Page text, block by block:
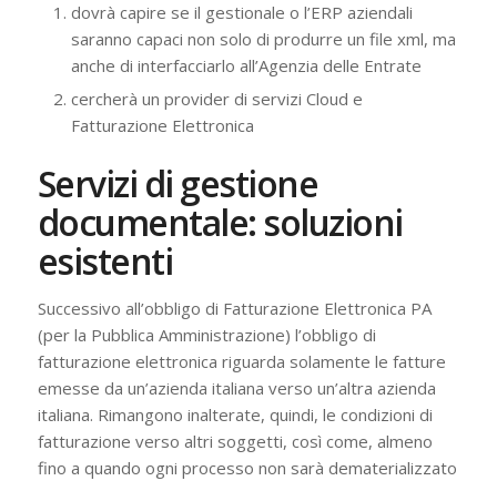
dovrà capire se il gestionale o l’ERP aziendali
saranno capaci non solo di produrre un file xml, ma
anche di interfacciarlo all’Agenzia delle Entrate
cercherà un provider di servizi Cloud e
Fatturazione Elettronica
Servizi di gestione
documentale: soluzioni
esistenti
Successivo all’obbligo di Fatturazione Elettronica PA
(per la Pubblica Amministrazione) l’obbligo di
fatturazione elettronica riguarda solamente le fatture
emesse da un’azienda italiana verso un’altra azienda
italiana. Rimangono inalterate, quindi, le condizioni di
fatturazione verso altri soggetti, così come, almeno
fino a quando ogni processo non sarà dematerializzato